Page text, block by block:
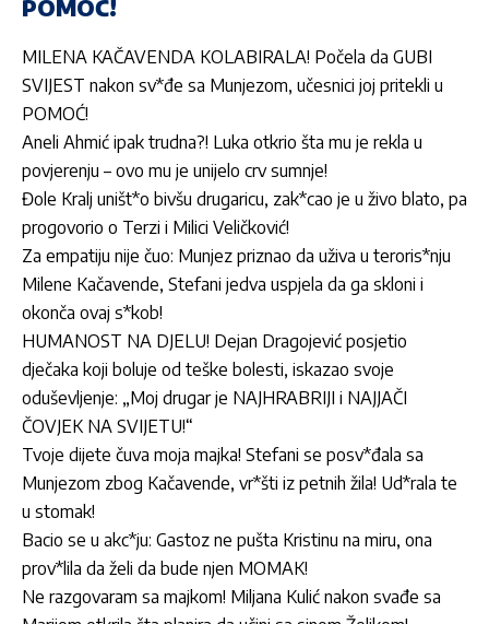
POMOĆ!
MILENA KAČAVENDA KOLABIRALA! Počela da GUBI
SVIJEST nakon sv*đe sa Munjezom, učesnici joj pritekli u
POMOĆ!
Aneli Ahmić ipak trudna?! Luka otkrio šta mu je rekla u
povjerenju – ovo mu je unijelo crv sumnje!
Đole Kralj uništ*o bivšu drugaricu, zak*cao je u živo blato, pa
progovorio o Terzi i Milici Veličković!
Za empatiju nije čuo: Munjez priznao da uživa u teroris*nju
Milene Kačavende, Stefani jedva uspjela da ga skloni i
okonča ovaj s*kob!
HUMANOST NA DJELU! Dejan Dragojević posjetio
dječaka koji boluje od teške bolesti, iskazao svoje
oduševljenje: „Moj drugar je NAJHRABRIJI i NAJJAČI
ČOVJEK NA SVIJETU!“
Tvoje dijete čuva moja majka! Stefani se posv*đala sa
Munjezom zbog Kačavende, vr*šti iz petnih žila! Ud*rala te
u stomak!
Bacio se u akc*ju: Gastoz ne pušta Kristinu na miru, ona
prov*lila da želi da bude njen MOMAK!
Ne razgovaram sa majkom! Miljana Kulić nakon svađe sa